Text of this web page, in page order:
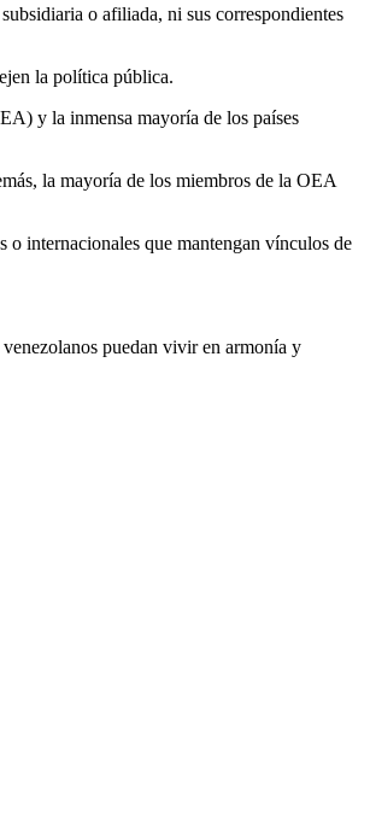
o afiliada, ni sus correspondientes
la política pública.
y la inmensa mayoría de los países
la mayoría de los miembros de la OEA
o internacionales que mantengan vínculos de
puedan vivir en armonía y